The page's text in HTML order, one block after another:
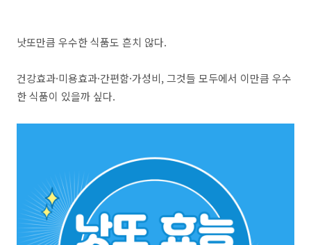
낫또만큼 우수한 식품도 흔치 않다.
건강효과·미용효과·간편함·가성비, 그것들 모두에서 이만큼 우수
한 식품이 있을까 싶다.